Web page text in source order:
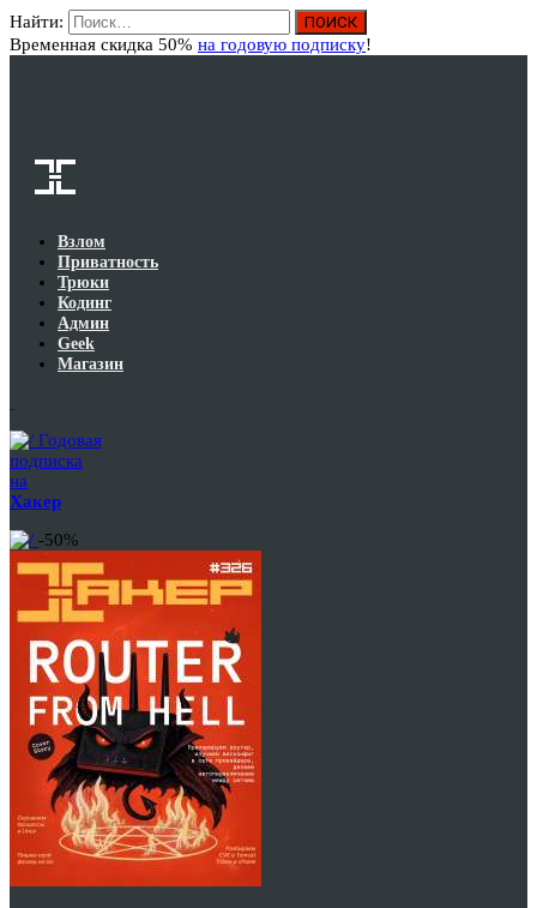
Найти:
Временная скидка 50% на годовую подписку!
Взлом
Приватность
Трюки
Кодинг
Админ
Geek
Магазин
Годовая
подписка
на
Хакер
-50%